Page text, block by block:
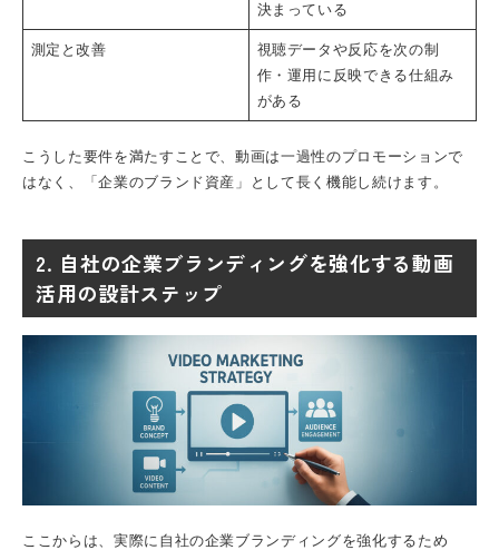
決まっている
測定と改善
視聴データや反応を次の制
作・運用に反映できる仕組み
がある
こうした要件を満たすことで、動画は一過性のプロモーションで
はなく、「企業のブランド資産」として長く機能し続けます。
2. 自社の企業ブランディングを強化する動画
活用の設計ステップ
ここからは、実際に自社の企業ブランディングを強化するため